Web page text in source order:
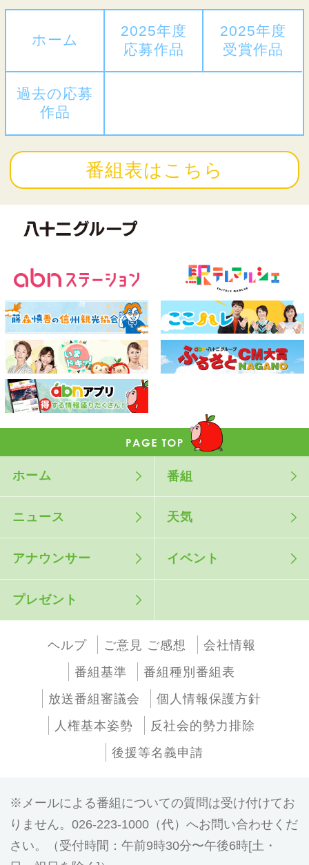
ホーム
2025年度
応募作品
2025年度
受賞作品
過去の応募
作品
番組表はこちら
ホーム 番組
ニュース 天気
アナウンサー イベント
プレゼント
ヘルプ ご意見 ご感想
会社情報
番組基準
番組種別番組表
放送番組審議会
個人情報保護方針
人権基本姿勢
反社会的勢力排除
後援等名義申請
メールによる番組についての質問は受け付けてお
りません。026-223-1000（代）へお問い合わせくだ
さい。（受付時間：午前9時30分〜午後6時[土・